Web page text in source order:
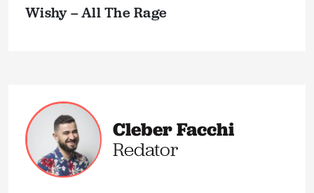
Wishy – All The Rage
Cleber Facchi
Redator